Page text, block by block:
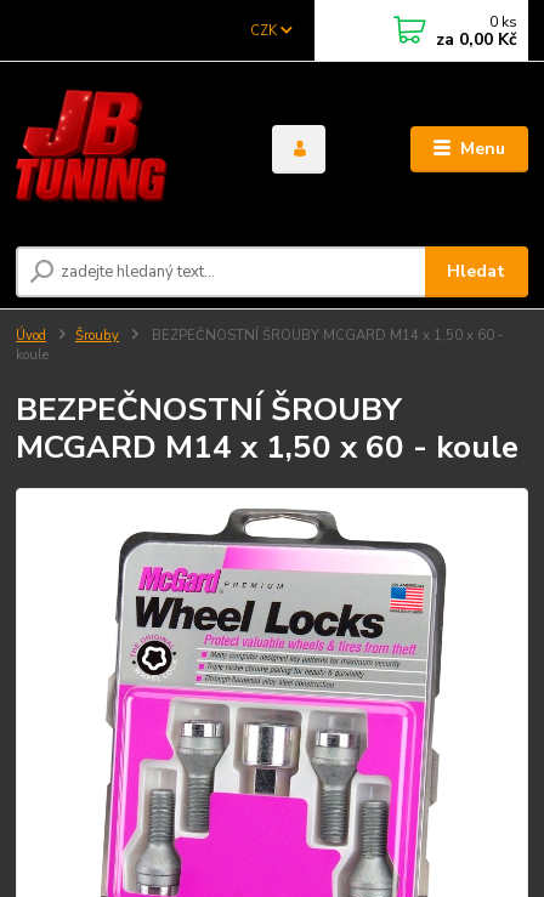
Menu
CZK
Hledat
0 ks
za 0,00 Kč
Úvod Šrouby
BEZPEČNOSTNÍ ŠROUBY MCGARD M14 x 1,50 x 60 -
koule
BEZPEČNOSTNÍ ŠROUBY
MCGARD M14 x 1,50 x 60 - koule